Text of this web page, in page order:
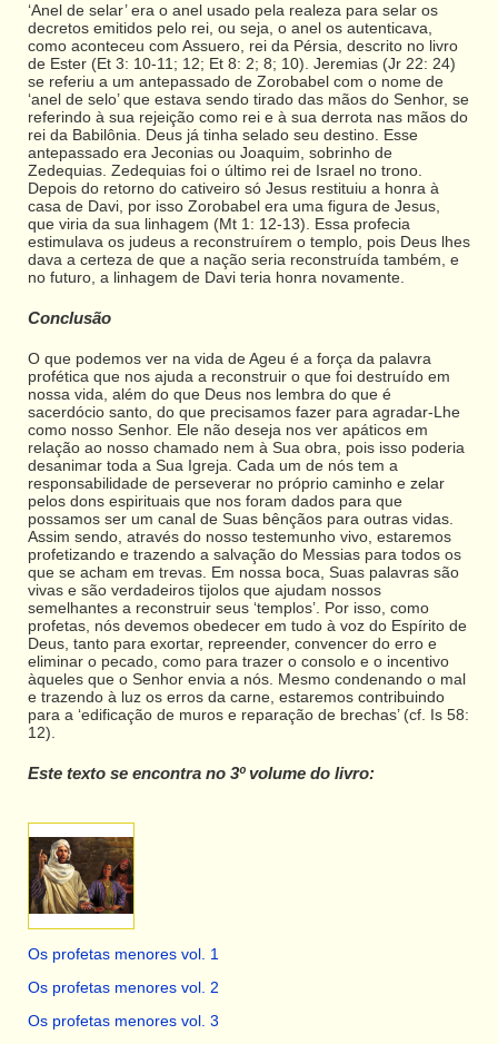
‘Anel de selar’ era o anel usado pela realeza para selar os
decretos emitidos pelo rei, ou seja, o anel os autenticava,
como aconteceu com Assuero, rei da Pérsia, descrito no livro
de Ester (Et 3: 10-11; 12; Et 8: 2; 8; 10). Jeremias (Jr 22: 24)
se referiu a um antepassado de Zorobabel com o nome de
‘anel de selo’ que estava sendo tirado das mãos do Senhor, se
referindo à sua rejeição como rei e à sua derrota nas mãos do
rei da Babilônia. Deus já tinha selado seu destino. Esse
antepassado era Jeconias ou Joaquim, sobrinho de
Zedequias. Zedequias foi o último rei de Israel no trono.
Depois do retorno do cativeiro só Jesus restituiu a honra à
casa de Davi, por isso Zorobabel era uma figura de Jesus,
que viria da sua linhagem (Mt 1: 12-13). Essa profecia
estimulava os judeus a reconstruírem o templo, pois Deus lhes
dava a certeza de que a nação seria reconstruída também, e
no futuro, a linhagem de Davi teria honra novamente.
Conclusão
O que podemos ver na vida de Ageu é a força da palavra
profética que nos ajuda a reconstruir o que foi destruído em
nossa vida, além do que Deus nos lembra do que é
sacerdócio santo, do que precisamos fazer para agradar-Lhe
como nosso Senhor. Ele não deseja nos ver apáticos em
relação ao nosso chamado nem à Sua obra, pois isso poderia
desanimar toda a Sua Igreja. Cada um de nós tem a
responsabilidade de perseverar no próprio caminho e zelar
pelos dons espirituais que nos foram dados para que
possamos ser um canal de Suas bênçãos para outras vidas.
Assim sendo, através do nosso testemunho vivo, estaremos
profetizando e trazendo a salvação do Messias para todos os
que se acham em trevas. Em nossa boca, Suas palavras são
vivas e são verdadeiros tijolos que ajudam nossos
semelhantes a reconstruir seus ‘templos’. Por isso, como
profetas, nós devemos obedecer em tudo à voz do Espírito de
Deus, tanto para exortar, repreender, convencer do erro e
eliminar o pecado, como para trazer o consolo e o incentivo
àqueles que o Senhor envia a nós. Mesmo condenando o mal
e trazendo à luz os erros da carne, estaremos contribuindo
para a ‘edificação de muros e reparação de brechas’ (cf. Is 58:
12).
Este texto se encontra no 3º volume do livro:
Os profetas menores vol. 1
Os profetas menores vol. 2
Os profetas menores vol. 3